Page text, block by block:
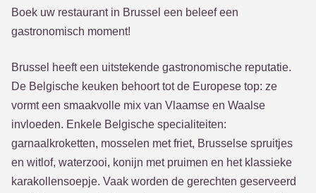
Boek uw restaurant in Brussel een beleef een
gastronomisch moment!
Brussel heeft een uitstekende gastronomische reputatie.
De Belgische keuken behoort tot de Europese top: ze
vormt een smaakvolle mix van Vlaamse en Waalse
invloeden. Enkele Belgische specialiteiten:
garnaalkroketten, mosselen met friet, Brusselse spruitjes
en witlof, waterzooi, konijn met pruimen en het klassieke
karakollensoepje. Vaak worden de gerechten geserveerd